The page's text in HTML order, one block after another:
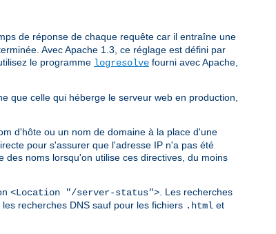
de réponse de chaque requête car il entraîne une
Avec Apache 1.3, ce réglage est défini par
le programme logresolve fourni avec Apache,
que celle qui héberge le serveur web en production,
d'hôte ou un nom de domaine à la place d'une
pour s'assurer que l'adresse IP n'a pas été
noms lorsqu'on utilise ces directives, du moins
<Location "/server-status">. Les recherches
recherches DNS sauf pour les fichiers .html et